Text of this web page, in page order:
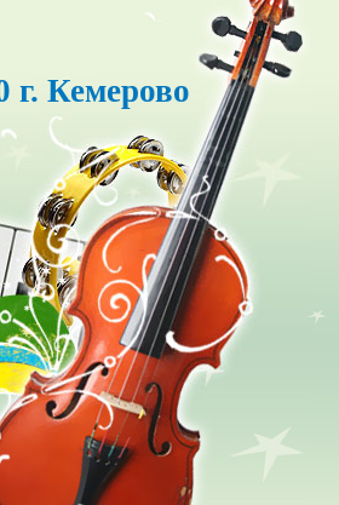
г. Кемерово